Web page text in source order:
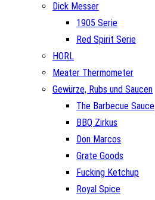
Dick Messer
1905 Serie
Red Spirit Serie
HORL
Meater Thermometer
Gewürze, Rubs und Saucen
The Barbecue Sauce
BBQ Zirkus
Don Marcos
Grate Goods
Fucking Ketchup
Royal Spice